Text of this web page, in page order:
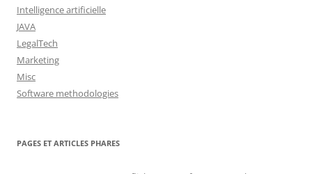
Intelligence artificielle
JAVA
LegalTech
Marketing
Misc
Software methodologies
PAGES ET ARTICLES PHARES